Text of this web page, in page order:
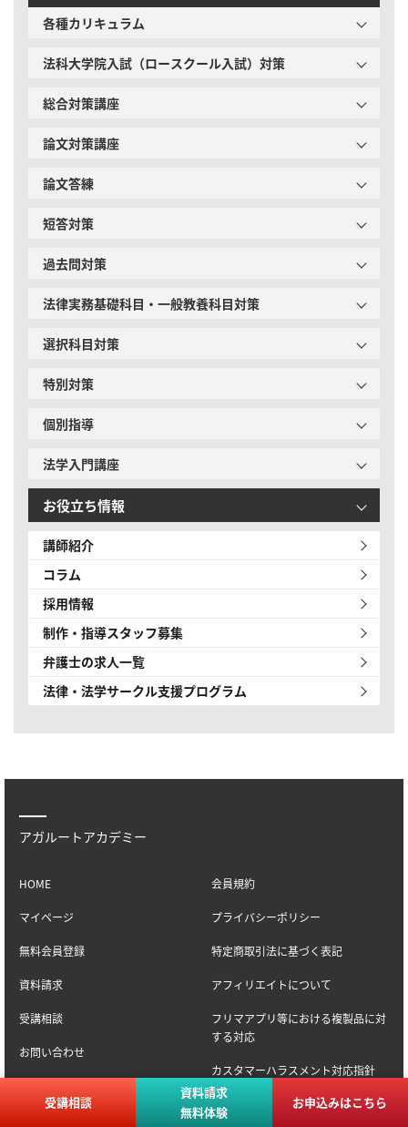
受講相談
資料請求
無料体験
お申込みはこちら
各種カリキュラム
法科大学院入試（ロースクール入試）対策
総合対策講座
論文対策講座
論文答練
短答対策
過去問対策
法律実務基礎科目・一般教養科目対策
選択科目対策
特別対策
個別指導
法学入門講座
お役立ち情報
講師紹介
コラム
採用情報
制作・指導スタッフ募集
弁護士の求人一覧
法律・法学サークル支援プログラム
アガルートアカデミー
HOME
マイページ
無料会員登録
資料請求
受講相談
お問い合わせ
テキスト・講義映像 訂正情報につい
会員規約
プライバシーポリシー
特定商取引法に基づく表記
アフィリエイトについて
フリマアプリ等における複製品に対
する対応
カスタマーハラスメント対応指針
お支払いについて